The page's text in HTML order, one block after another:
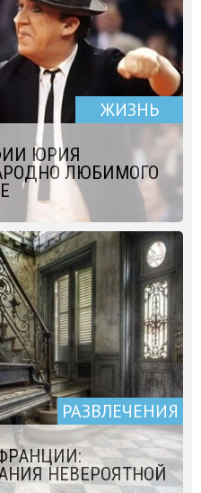
ЖИЗНЬ
ЮРИЯ
ЛЮБИМОГО
РАЗВЛЕЧЕНИЯ
НЕВЕРОЯТНОЙ